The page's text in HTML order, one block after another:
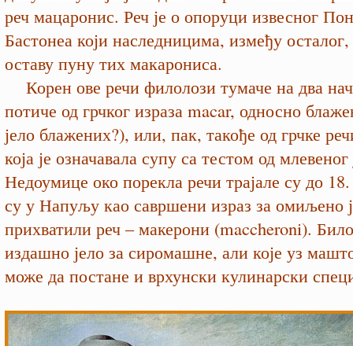
реч мацаронис. Реч је о опоруци извесног
Бастонеа који наследницима, између
оставу пуну тих макарониса.
Корен ове речи филолози тумаче на два
потиче од грчког израза macar, односно
јело блажених?), или, пак, такође од грчке
која је означавала супу са тестом од млевеног
Недоумице око порекла речи трајале су до
су у Напуљу као савршени израз за омиљено
прихватили реч – макерони (maccheroni).
издашно јело за сиромашне, али које уз
може да постане и врхунски кулинарски